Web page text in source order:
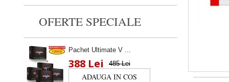
OFERTE SPECIALE
Pachet Ultimate V ...
388 Lei 485 Lei